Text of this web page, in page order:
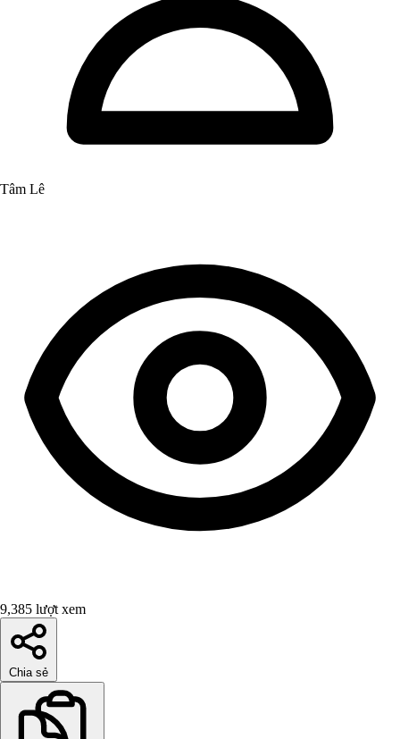
Tâm Lê
9,385 lượt xem
Chia sẻ